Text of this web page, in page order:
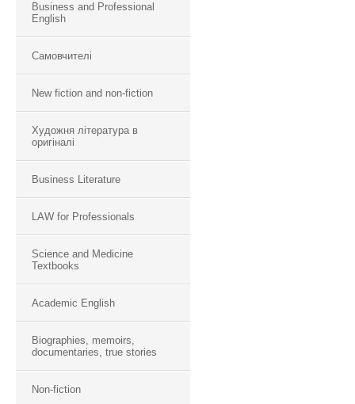
Business and Professional
English
Самовчителі
New fiction and non-fiction
Художня література в
оригіналі
Business Literature
LAW for Professionals
Science and Medicine
Textbooks
Academic English
Biographies, memoirs,
documentaries, true stories
Non-fiction